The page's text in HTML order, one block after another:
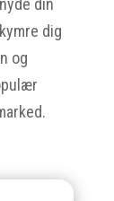
din
dig
og